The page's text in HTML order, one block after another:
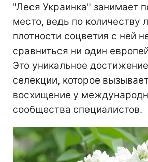
"Леся Украинка" занимает
место, ведь по количеству
плотности соцветия с ней
сравниться ни один
Это уникальное
селекции, которое
восхищение у
сообщества специалистов.